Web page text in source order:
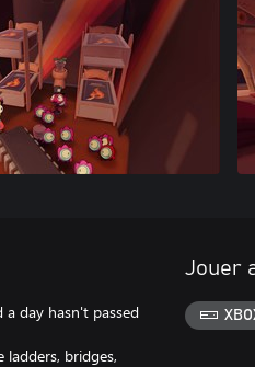
day hasn't passed
bridges,
Jouer